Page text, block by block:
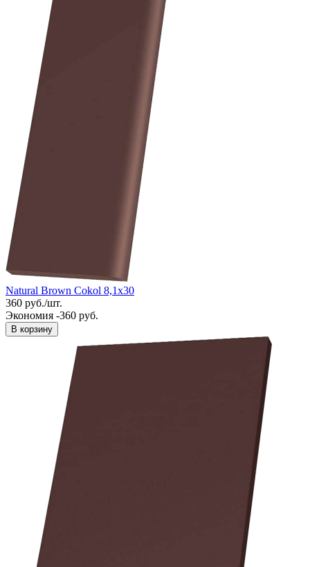
Natural Brown Cokol 8,1x30
360 руб./шт.
Экономия -360 руб.
В корзину